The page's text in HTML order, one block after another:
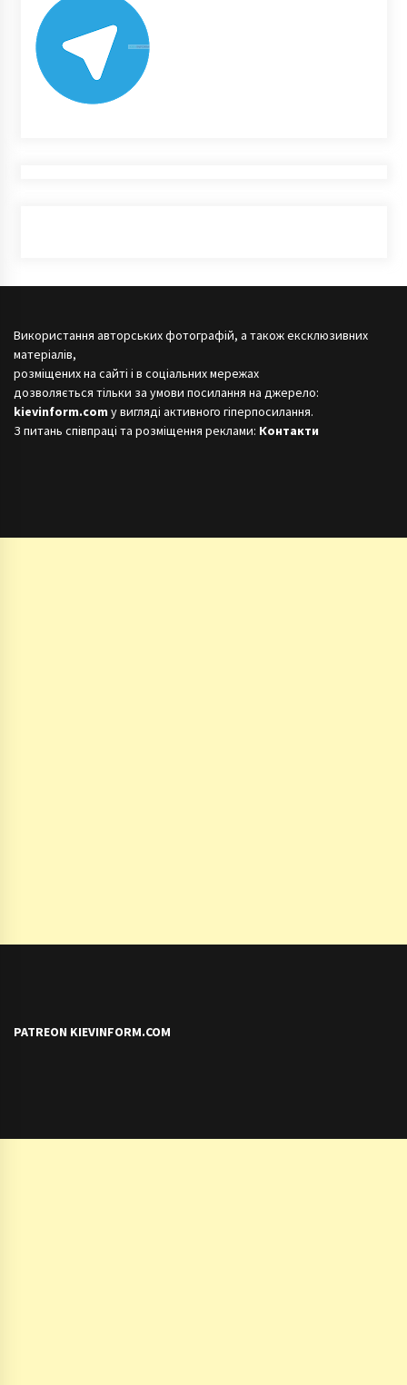
Використання авторських фотографій, а також ексклюзивних
матеріалів,
розміщених на сайті і в соціальних мережах
дозволяється тільки за умови посилання на джерело:
kievinform.com у вигляді активного гіперпосилання.
З питань співпраці та розміщення реклами: Контакти
PATREON KIEVINFORM.COM